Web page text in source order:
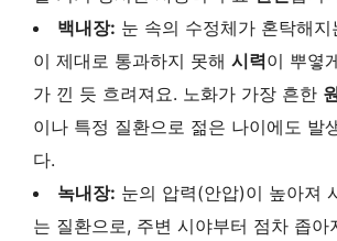
백내장: 눈 속의 수정체가 혼탁해지
이 제대로 통과하지 못해 시력이 뿌옇
가 낀 듯 흐려져요. 노화가 가장 흔한
이나 특정 질환으로 젊은 나이에도 발
다.
녹내장: 눈의 압력(안압)이 높아져
는 질환으로, 주변 시야부터 점차 좁아